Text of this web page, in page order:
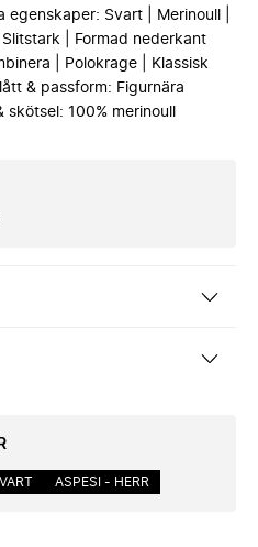
Svart | Merinoull |
| Formad nederkant
| Polokrage | Klassisk
& passform: Figurnära
100% merinoull
ASPESI - HERR